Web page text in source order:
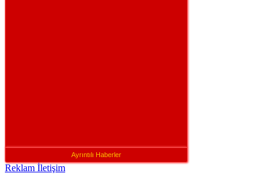
Ayrıntılı Haberler
Reklam İletişim